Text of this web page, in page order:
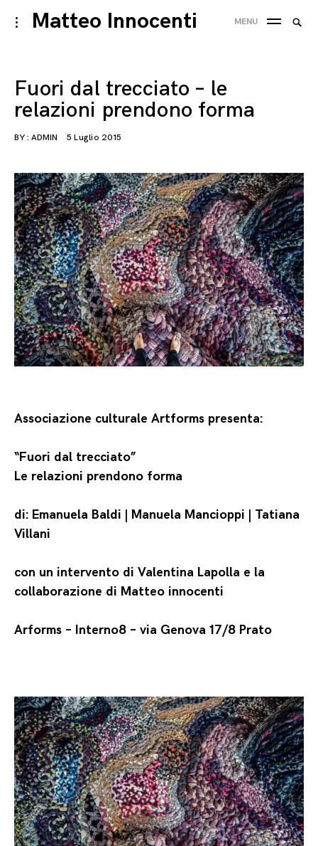
Skip
to
Matteo Innocenti
toggle
MENU
Fuori dal trecciato – le
relazioni prendono forma
BY : ADMIN 5 Luglio 2015
Associazione culturale Artforms presenta:
“Fuori dal trecciato”
Le relazioni prendono forma
di: Emanuela Baldi | Manuela Mancioppi | Tatiana
Villani
con un intervento di Valentina Lapolla e la
collaborazione di Matteo innocenti
Arforms – Interno8 – via Genova 17/8 Prato